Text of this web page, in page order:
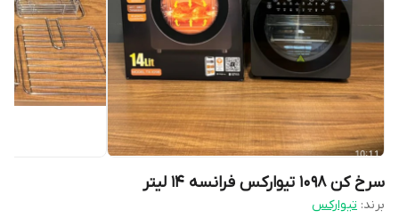
سرخ کن ۱۰۹۸ تیوارکس فرانسه ۱۴ لیتر
برند: تیوارکس